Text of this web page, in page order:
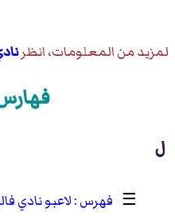
لمزيد من المعلومات، انظر
ل
☰ لاعبو نادي